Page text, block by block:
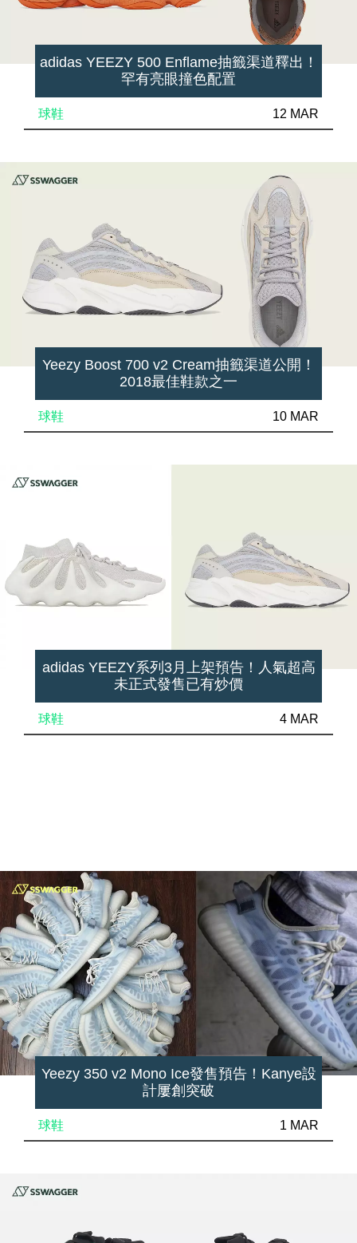
adidas YEEZY 500 Enflame抽籤渠道釋出！
罕有亮眼撞色配置
球鞋 12 MAR
Yeezy Boost 700 v2 Cream抽籤渠道公開！
2018最佳鞋款之一
球鞋 10 MAR
adidas YEEZY系列3月上架預告！人氣超高
未正式發售已有炒價
球鞋 4 MAR
Yeezy 350 v2 Mono Ice發售預告！Kanye設
計屢創突破
球鞋 1 MAR